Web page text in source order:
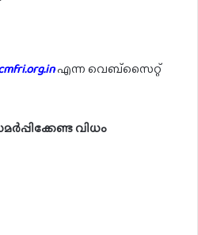
എന്ന വെബ്സൈറ്റ്
വിധം